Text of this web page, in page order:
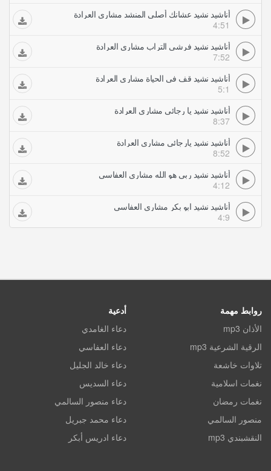
أناشيد نشيد عشانك أصلي المنشد مشاري العرادة
4:51
أناشيد نشيد فرشي التراب مشاري العرادة
7:52
أناشيد نشيد قف في الحياة مشاري العرادة
5:1
أناشيد نشيد يا رجائي مشاري العرادة
8:37
أناشيد نشيد يارجائي مشاري العرادة
8:52
أناشيد نشيد ربي هو الله مشاري العفاسي
4:12
أناشيد نشيد ابو بكر مشاري العفاسي
4:9
روابط مهمة
الأذان mp3
الرقية الشرعية mp3
تلاوات خاشعة
نغمات اسلامية
نغمات رمضان
منصور السالمي
النقشبندي mp3
أدعية
دعاء الغامدي
دعاء العفاسي
دعاء خالد الجليل
دعاء السديس
دعاء منصور السالمي
دعاء محمد جبريل
دعاء ادريس أبكر